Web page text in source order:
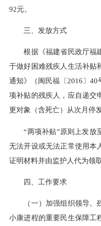
92元。
三、发放方式
根据《福建省民政厅福
于做好困难残疾人生活补贴
通知》（闽民福〔2016〕
项补贴的残疾人，应自递交
更对象（含死亡）从次月停
“两项补贴”原则上发放
无法开设或无法正常使用本
证明材料并由监护人代为领取
四、工作要求
（一）加强组织领导。残
小康进程的重要民生保障工